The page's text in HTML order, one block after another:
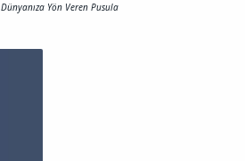
Yön Veren Pusula